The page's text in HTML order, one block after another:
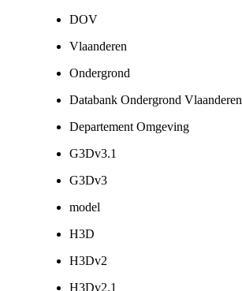
DOV
Vlaanderen
Ondergrond
Databank Ondergrond Vlaanderen
Departement Omgeving
G3Dv3.1
G3Dv3
model
H3D
H3Dv2
H3Dv2.1